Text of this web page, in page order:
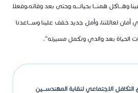
وهـــاكل همنـــا بحياتـــه وحتى بعد وفاته،وفعلا
لعائلتنا، وأمل جديد خفف علينا وســـاعدنا
الحياة بعد والدي ونكمل مسيرته".
الاجتماعي لنقابة المهندســـين